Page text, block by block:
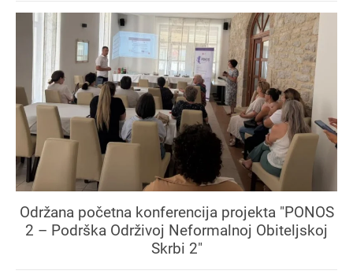
Održana početna konferencija projekta "PONOS
2 – Podrška Održivoj Neformalnoj Obiteljskoj
Skrbi 2"